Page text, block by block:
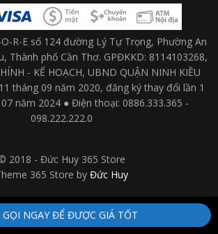
R-E số 124 đường Lý Tự Trọng, Phường An
Thành phố Cần Thơ. GPĐKKD: 8114103268,
- KẾ HOẠCH, UBND QUẬN NINH KIỀU
tháng 09 năm 2020, đăng ký thay đổi lần 1
năm 2024 ● Điện thoại: 0886.333.365 -
098.222.222.0
2018 - Đức Huy 365 Store
365 Store byĐức Huy
GỌI NGAY ĐỂ ĐƯỢC GIÁ TỐT